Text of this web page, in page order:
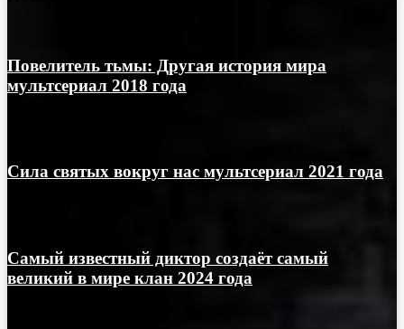
Повелитель тьмы: Другая история мира
мультсериал 2018 года
Сила святых вокруг нас мультсериал 2021 года
Самый известный диктор создаёт самый
великий в мире клан 2024 года